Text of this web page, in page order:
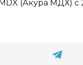
(Акура МДХ)